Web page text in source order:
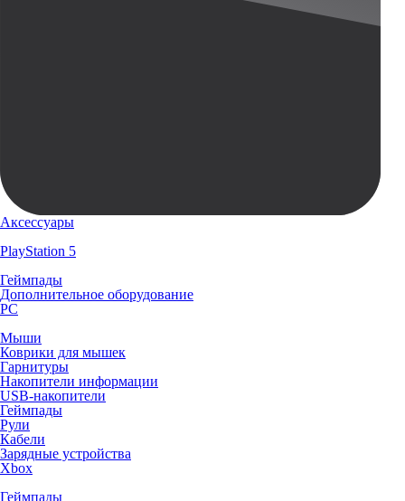
Аксессуары
PlayStation 5
Геймпады
Дополнительное оборудование
PC
Мыши
Коврики для мышек
Гарнитуры
Накопители информации
USB-накопители
Геймпады
Рули
Кабели
Зарядные устройства
Xbox
Геймпады